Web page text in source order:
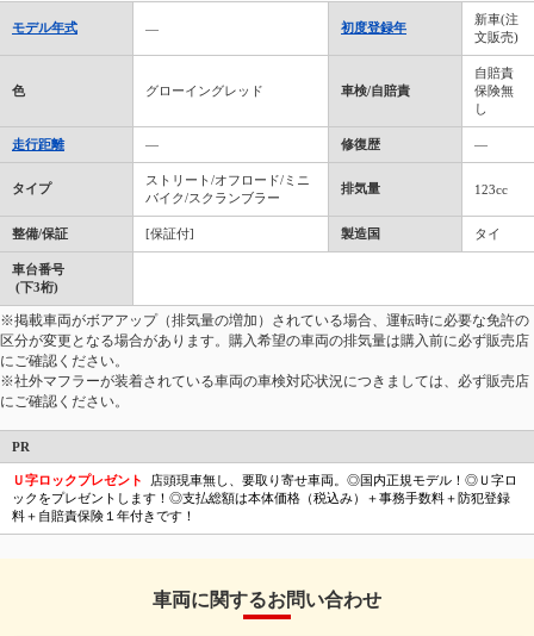
モデル年式 ― 初度登録年
新車(注
文販売)
色 グローイングレッド 車検/自賠責
自賠責
保険無
し
走行距離 ― 修復歴 ―
タイプ
ストリート/オフロード/ミニ
バイク/スクランブラー
排気量 123cc
整備/保証 [保証付] 製造国 タイ
車台番号
(下3桁)
※掲載車両がボアアップ（排気量の増加）されている場合、運転時に必要な免許の
区分が変更となる場合があります。購入希望の車両の排気量は購入前に必ず販売店
にご確認ください。
※社外マフラーが装着されている車両の車検対応状況につきましては、必ず販売店
にご確認ください。
PR
Ｕ字ロックプレゼント
店頭現車無し、要取り寄せ車両。◎国内正規モデル！◎Ｕ字ロ
ックをプレゼントします！◎支払総額は本体価格（税込み）＋事務手数料＋防犯登録
料＋自賠責保険１年付きです！
車両に関するお問い合わせ